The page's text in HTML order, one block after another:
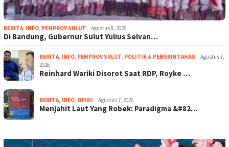
BERITA INFO PEMPROV SULUT Agustus 8, 2026
Di Bandung, Gubernur Sulut Yulius Selvan…
BERITA INFO PEMPROV SULUT POLITIK & PEMERINTAHAN
Agustus 7,
2026
Reinhard Wariki Disorot Saat RDP, Royke …
BERITA INFO OPINI Agustus 7, 2026
Menjahit Laut Yang Robek: Paradigma &#82…